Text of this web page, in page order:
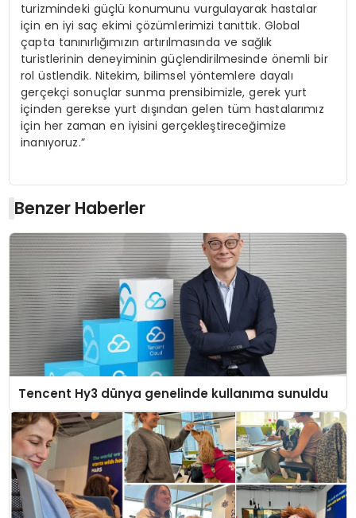
turizmindeki güçlü konumunu vurgulayarak hastalar
için en iyi saç ekimi çözümlerimizi tanıttık. Global
çapta tanınırlığımızın artırılmasında ve sağlık
turistlerinin deneyiminin güçlendirilmesinde önemli bir
rol üstlendik. Nitekim, bilimsel yöntemlere dayalı
gerçekçi sonuçlar sunma prensibimizle, gerek yurt
içinden gerekse yurt dışından gelen tüm hastalarımız
için her zaman en iyisini gerçekleştireceğimize
inanıyoruz.”
Benzer Haberler
Tencent Hy3 dünya genelinde kullanıma sunuldu